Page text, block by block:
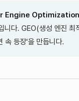
Engine
니다. GEO(생성 엔진
속 등장'을 만듭니다.